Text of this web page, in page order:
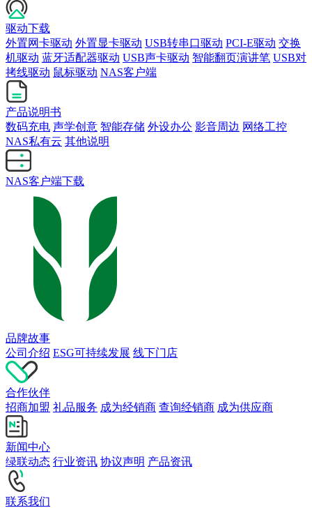
驱动下载
外置网卡驱动 外置显卡驱动 USB转串口驱动 PCI-E驱动 交换
机驱动 蓝牙适配器驱动 USB声卡驱动 智能翻页演讲笔 USB对
拷线驱动 鼠标驱动 NAS客户端
产品说明书
数码充电 声学创意 智能存储 外设办公 影音周边 网络工控
NAS私有云 其他说明
NAS客户端下载
品牌故事
公司介绍 ESG可持续发展 线下门店
合作伙伴
招商加盟 礼品服务 成为经销商 查询经销商 成为供应商
新闻中心
绿联动态 行业资讯 协议声明 产品资讯
联系我们